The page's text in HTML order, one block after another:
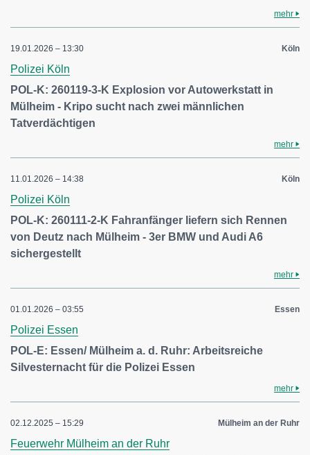
mehr
19.01.2026 – 13:30 Köln
Polizei Köln
POL-K: 260119-3-K Explosion vor Autowerkstatt in
Mülheim - Kripo sucht nach zwei männlichen
Tatverdächtigen
mehr
11.01.2026 – 14:38 Köln
Polizei Köln
POL-K: 260111-2-K Fahranfänger liefern sich Rennen
von Deutz nach Mülheim - 3er BMW und Audi A6
sichergestellt
mehr
01.01.2026 – 03:55 Essen
Polizei Essen
POL-E: Essen/ Mülheim a. d. Ruhr: Arbeitsreiche
Silvesternacht für die Polizei Essen
mehr
02.12.2025 – 15:29 Mülheim an der Ruhr
Feuerwehr Mülheim an der Ruhr